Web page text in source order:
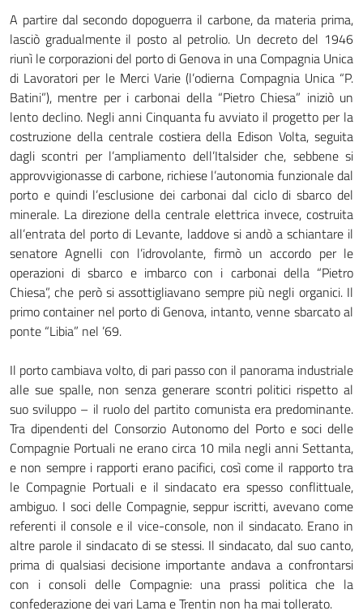
A partire dal secondo dopoguerra il carbone, da materia prima,
lasciò gradualmente il posto al petrolio. Un decreto del 1946
riunì le corporazioni del porto di Genova in una Compagnia Unica
di Lavoratori per le Merci Varie (l’odierna Compagnia Unica “P.
Batini”), mentre per i carbonai della “Pietro Chiesa” iniziò un
lento declino. Negli anni Cinquanta fu avviato il progetto per la
costruzione della centrale costiera della Edison Volta, seguita
dagli scontri per l’ampliamento dell’Italsider che, sebbene si
approvvigionasse di carbone, richiese l’autonomia funzionale dal
porto e quindi l’esclusione dei carbonai dal ciclo di sbarco del
minerale. La direzione della centrale elettrica invece, costruita
all’entrata del porto di Levante, laddove si andò a schiantare il
senatore Agnelli con l’idrovolante, firmò un accordo per le
operazioni di sbarco e imbarco con i carbonai della “Pietro
Chiesa”, che però si assottigliavano sempre più negli organici. Il
primo container nel porto di Genova, intanto, venne sbarcato al
ponte “Libia” nel ’69.
Il porto cambiava volto, di pari passo con il panorama industriale
alle sue spalle, non senza generare scontri politici rispetto al
suo sviluppo – il ruolo del partito comunista era predominante.
Tra dipendenti del Consorzio Autonomo del Porto e soci delle
Compagnie Portuali ne erano circa 10 mila negli anni Settanta,
e non sempre i rapporti erano pacifici, così come il rapporto tra
le Compagnie Portuali e il sindacato era spesso conflittuale,
ambiguo. I soci delle Compagnie, seppur iscritti, avevano come
referenti il console e il vice-console, non il sindacato. Erano in
altre parole il sindacato di se stessi. Il sindacato, dal suo canto,
prima di qualsiasi decisione importante andava a confrontarsi
con i consoli delle Compagnie: una prassi politica che la
confederazione dei vari Lama e Trentin non ha mai tollerato.